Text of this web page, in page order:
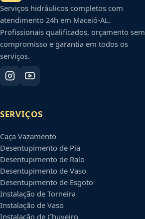
Serviços hidráulicos completos com
atendimento 24h em Maceió-AL.
Profissionais qualificados, orçamento sem
compromisso e garantia em todos os
serviços.
SERVIÇOS
Caça Vazamento
Desentupimento de Pia
Desentupimento de Ralo
Desentupimento de Vaso
Desentupimento de Esgoto
Instalação de Torneira
Instalação de Vaso
Instalação de Chuveiro